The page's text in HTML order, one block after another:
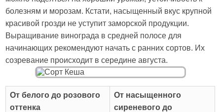
болезням и морозам. Кстати, насыщенный вкус крупной
красивой грозди не уступит заморской продукции.
Выращивание винограда в средней полосе для
начинающих рекомендуют начать с ранних сортов. Их
созревание происходит в середине августа.
От белого до розового
оттенка
От насыщенного
сиреневого до